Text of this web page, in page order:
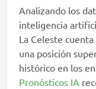
Analizando los
inteligencia
La Celeste
una posición
histórico en los
Pronósticos IA